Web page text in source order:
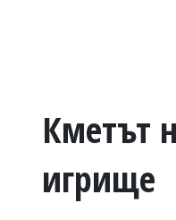
ВОЙНАТА
УКРАЙНА
Кметът
игрище